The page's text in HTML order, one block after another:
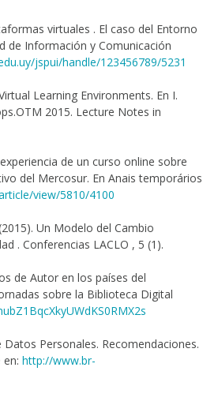
virtuales . El caso del Entorno
de Información y Comunicación
jspui/handle/123456789/5231
Learning Environments. En I.
2015. Lecture Notes in
de un curso online sobre
del Mercosur. En Anais temporários
view/5810/4100
Un Modelo del Cambio
. Conferencias LACLO , 5 (1).
de Autor en los países del
sobre la Biblioteca Digital
Personales. Recomendaciones.
http://www.br-